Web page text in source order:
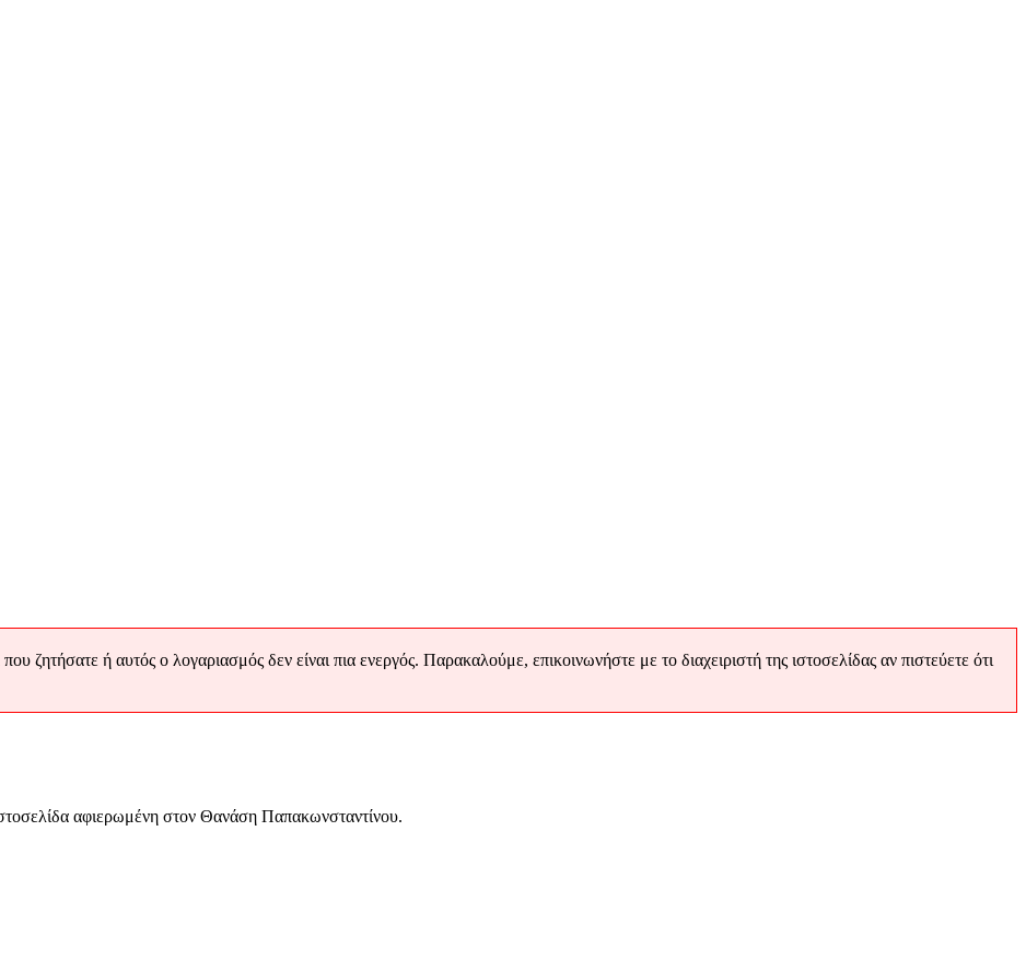
ζητήσατε ή αυτός ο λογαριασμός δεν είναι πια ενεργός. Παρακαλούμε, επικοινωνήστε με το διαχειριστή της ιστοσελίδας αν πιστεύετε ότι
αφιερωμένη στον Θανάση Παπακωνσταντίνου.